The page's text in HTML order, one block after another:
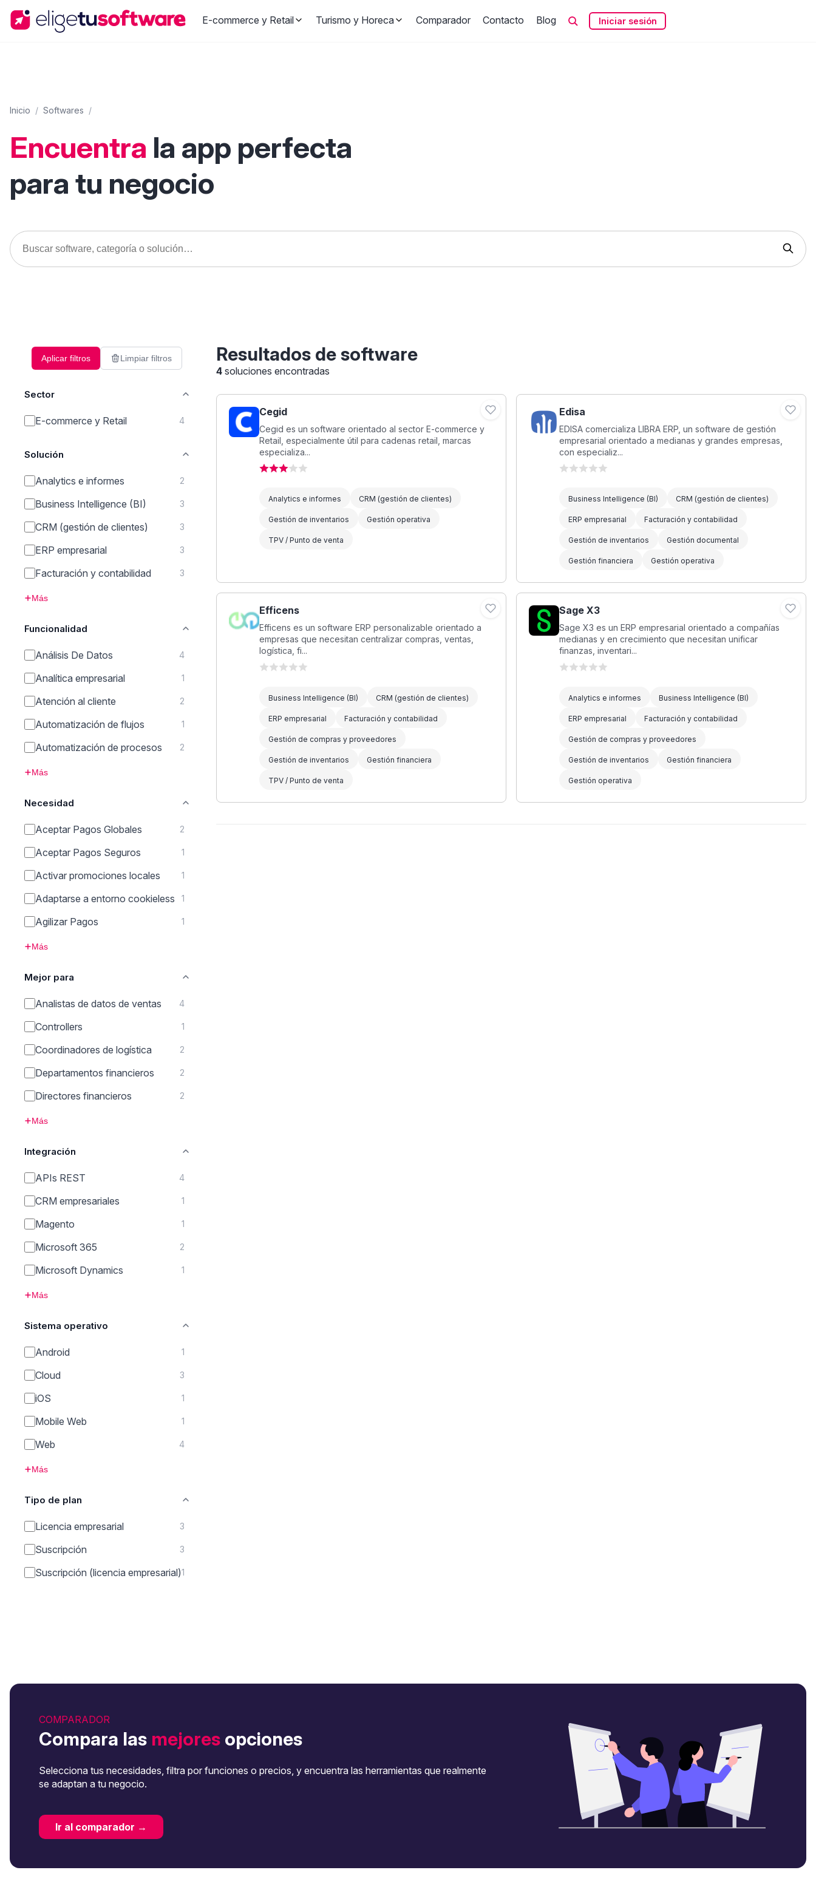
E-commerce y Retail Turismo y Horeca Comparador Contacto Blog Iniciar sesión
Inicio / Softwares /
Encuentra la app perfecta
para tu negocio
Aplicar filtros Limpiar filtros
Sector
E-commerce y Retail 4
Solución
Analytics e informes 2
Business Intelligence (BI) 3
CRM (gestión de clientes) 3
ERP empresarial 3
Facturación y contabilidad 3
Más
Funcionalidad
Análisis De Datos 4
Analítica empresarial 1
Atención al cliente 2
Automatización de flujos 1
Automatización de procesos 2
Más
Necesidad
Aceptar Pagos Globales 2
Aceptar Pagos Seguros 1
Activar promociones locales 1
Adaptarse a entorno cookieless 1
Agilizar Pagos 1
Más
Mejor para
Analistas de datos de ventas 4
Controllers 1
Coordinadores de logística 2
Departamentos financieros 2
Directores financieros 2
Más
Integración
APIs REST 4
CRM empresariales 1
Magento 1
Microsoft 365 2
Microsoft Dynamics 1
Más
Sistema operativo
Android 1
Cloud 3
iOS 1
Mobile Web 1
Web 4
Más
Tipo de plan
Licencia empresarial 3
Suscripción 3
Suscripción (licencia empresarial)1
Resultados de software
4 soluciones encontradas
Cegid
Cegid es un software orientado al sector E-commerce y
Retail, especialmente útil para cadenas retail, marcas
especializa...
Analytics e informes CRM (gestión de clientes)
Gestión de inventarios Gestión operativa
TPV / Punto de venta
Edisa
EDISA comercializa LIBRA ERP, un software de gestión
empresarial orientado a medianas y grandes empresas,
con especializ...
Business Intelligence (BI) CRM (gestión de clientes)
ERP empresarial Facturación y contabilidad
Gestión de inventarios Gestión documental
Gestión financiera Gestión operativa
Efficens
Efficens es un software ERP personalizable orientado a
empresas que necesitan centralizar compras, ventas,
logística, fi...
Business Intelligence (BI) CRM (gestión de clientes)
ERP empresarial Facturación y contabilidad
Gestión de compras y proveedores
Gestión de inventarios Gestión financiera
TPV / Punto de venta
Sage X3
Sage X3 es un ERP empresarial orientado a compañías
medianas y en crecimiento que necesitan unificar
finanzas, inventari...
Analytics e informes Business Intelligence (BI)
ERP empresarial Facturación y contabilidad
Gestión de compras y proveedores
Gestión de inventarios Gestión financiera
Gestión operativa
COMPARADOR
Compara las mejores opciones
Selecciona tus necesidades, filtra por funciones o precios, y encuentra las herramientas que realmente
se adaptan a tu negocio.
Ir al comparador →